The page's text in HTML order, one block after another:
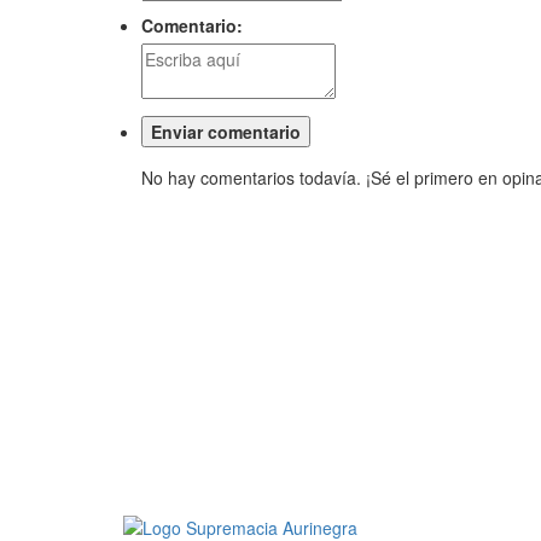
Comentario:
No hay comentarios todavía. ¡Sé el primero en